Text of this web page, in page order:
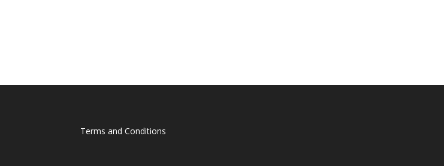
Terms and Conditions